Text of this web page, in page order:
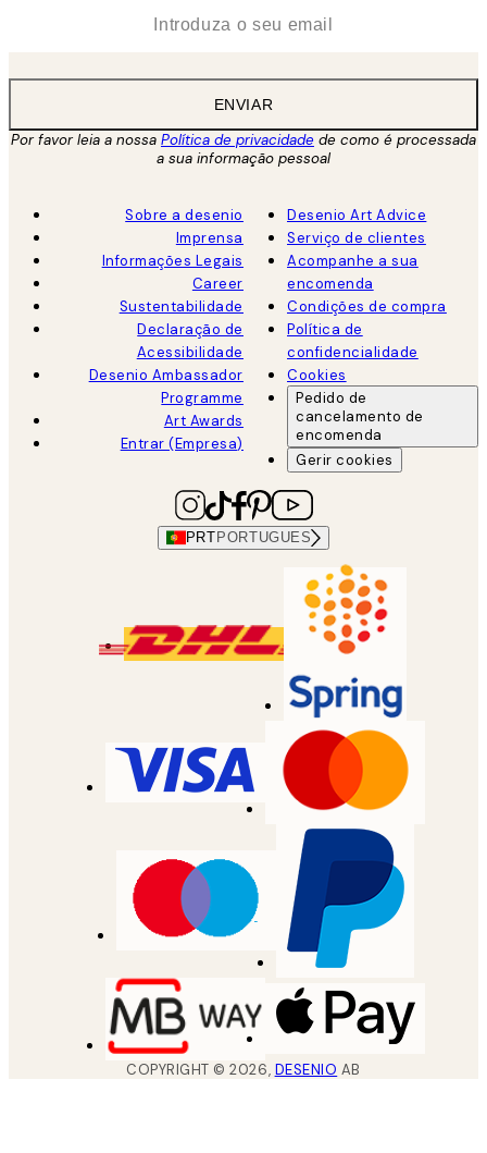
ENVIAR
Por favor leia a nossa Política de privacidade de como é processada
a sua informação pessoal
Sobre a desenio
Imprensa
Informações Legais
Career
Sustentabilidade
Declaração de
Acessibilidade
Desenio Ambassador
Programme
Art Awards
Entrar (Empresa)
Desenio Art Advice
Serviço de clientes
Acompanhe a sua
encomenda
Condições de compra
Política de
confidencialidade
Cookies
Pedido de
cancelamento de
encomenda
Gerir cookies
PRT PORTUGUES
COPYRIGHT ©2026, DESENIO AB